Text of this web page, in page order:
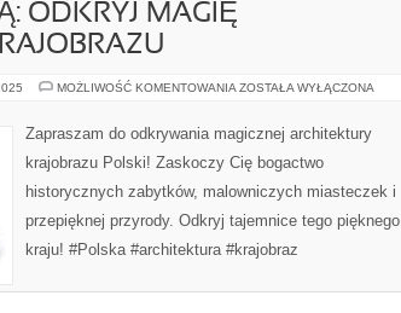
ODKRYJ MAGIĘ
MOŻLIWOŚĆ KOMENTOWANIA ODWIEDŹ
MAGIĘ
ARCHITEKTURY
ZOSTAŁA WYŁĄCZONA
Zapraszam do odkrywania magicznej architektury
krajobrazu Polski! Zaskoczy Cię bogactwo
historycznych zabytków, malowniczych miasteczek i
przepięknej przyrody. Odkryj tajemnice tego pięknego
kraju! #Polska #architektura #krajobraz